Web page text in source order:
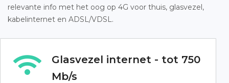
relevante info met het oog op 4G voor thuis, glasvezel,
kabelinternet en ADSL/VDSL.
Glasvezel internet - tot 750
Mb/s